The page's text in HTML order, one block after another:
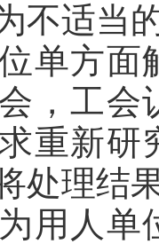
不适当
方面解
，工会
重新研
处理结
人单位